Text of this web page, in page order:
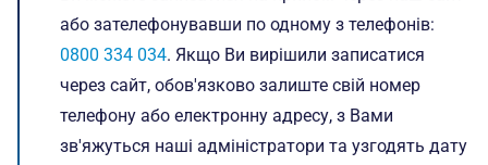
або зателефонувавши по одному з телефонів:
0800 334 034. Якщо Ви вирішили записатися
через сайт, обов'язково залиште свій номер
телефону або електронну адресу, з Вами
зв'яжуться наші адміністратори та узгодять дату